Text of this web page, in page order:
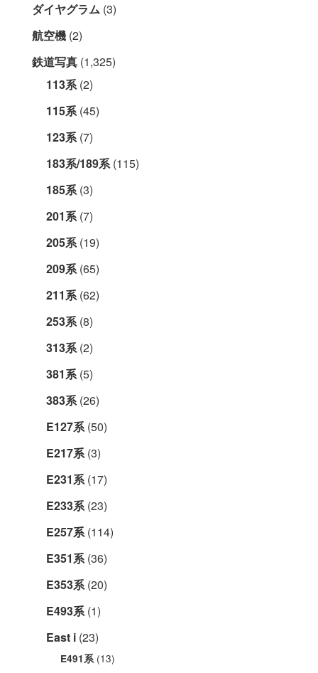
ダイヤグラム (3)
航空機 (2)
鉄道写真 (1,325)
113系(2)
115系(45)
123系(7)
183系/189系(115)
185系(3)
201系(7)
205系(19)
209系(65)
211系(62)
253系(8)
313系(2)
381系(5)
383系(26)
E127系(50)
E217系(3)
E231系(17)
E233系(23)
E257系(114)
E351系(36)
E353系(20)
E493系(1)
East i (23)
E491系(13)